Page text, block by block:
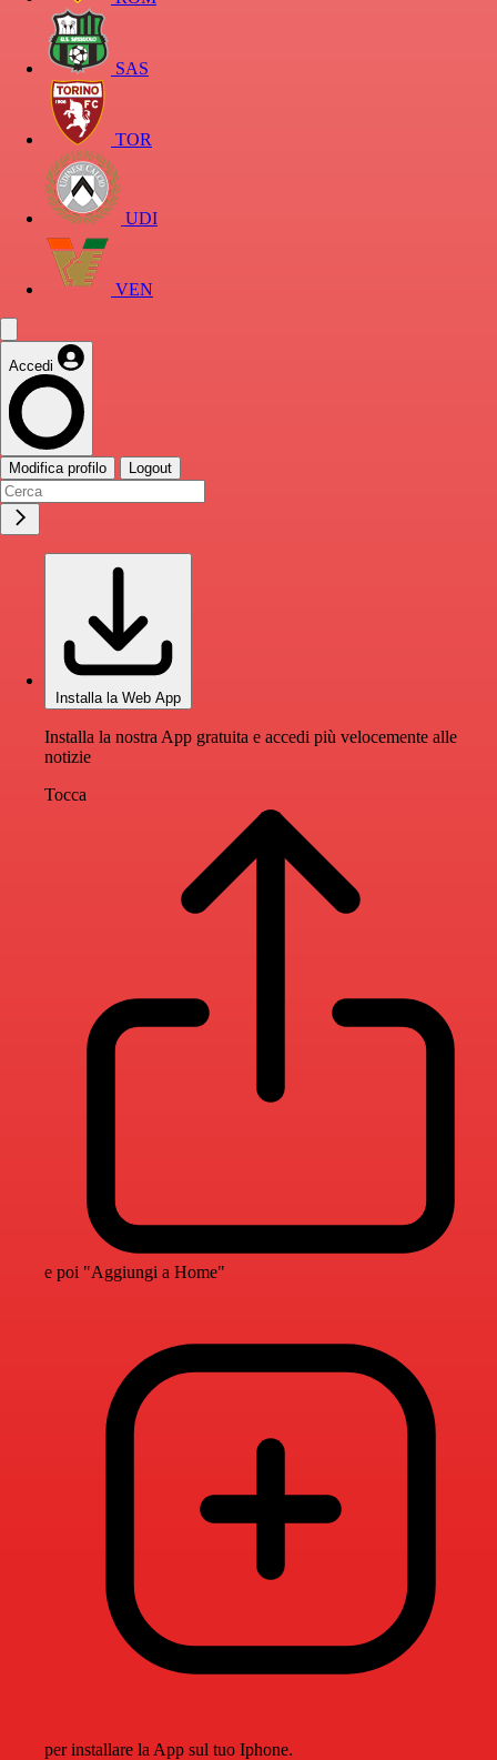
SAS
TOR
UDI
VEN
Accedi
Modifica profilo Logout
Installa la Web App
Installa la nostra App gratuita e accedi più velocemente alle
notizie
Tocca
e poi "Aggiungi a Home"
per installare la App sul tuo Iphone.